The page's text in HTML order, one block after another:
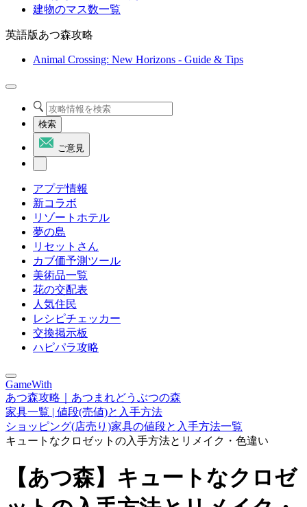
建物のマス数一覧
英語版あつ森攻略
Animal Crossing: New Horizons - Guide & Tips
検索
ご意見
アプデ情報
新コラボ
リゾートホテル
夢の島
リセットさん
カブ価予測ツール
美術品一覧
花の交配表
人気住民
レシピチェッカー
交換掲示板
ハピパラ攻略
GameWith
あつ森攻略｜あつまれどうぶつの森
家具一覧 | 値段(売値)と入手方法
ショッピング(店売り)家具の値段と入手方法一覧
キュートなクロゼットの入手方法とリメイク・色違い
【あつ森】キュートなクロゼ